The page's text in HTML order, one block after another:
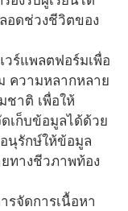
อดช่วงชีวิตของ
ร์แพลตฟอร์มเพื่อ
ความหลากหลาย
ชาติ เพื่อให้
เก็บข้อมูลได้ด้วย
นุรักษ์ให้ข้อมูล
ทางชีวภาพท้อง
รจัดการเนื้อหา